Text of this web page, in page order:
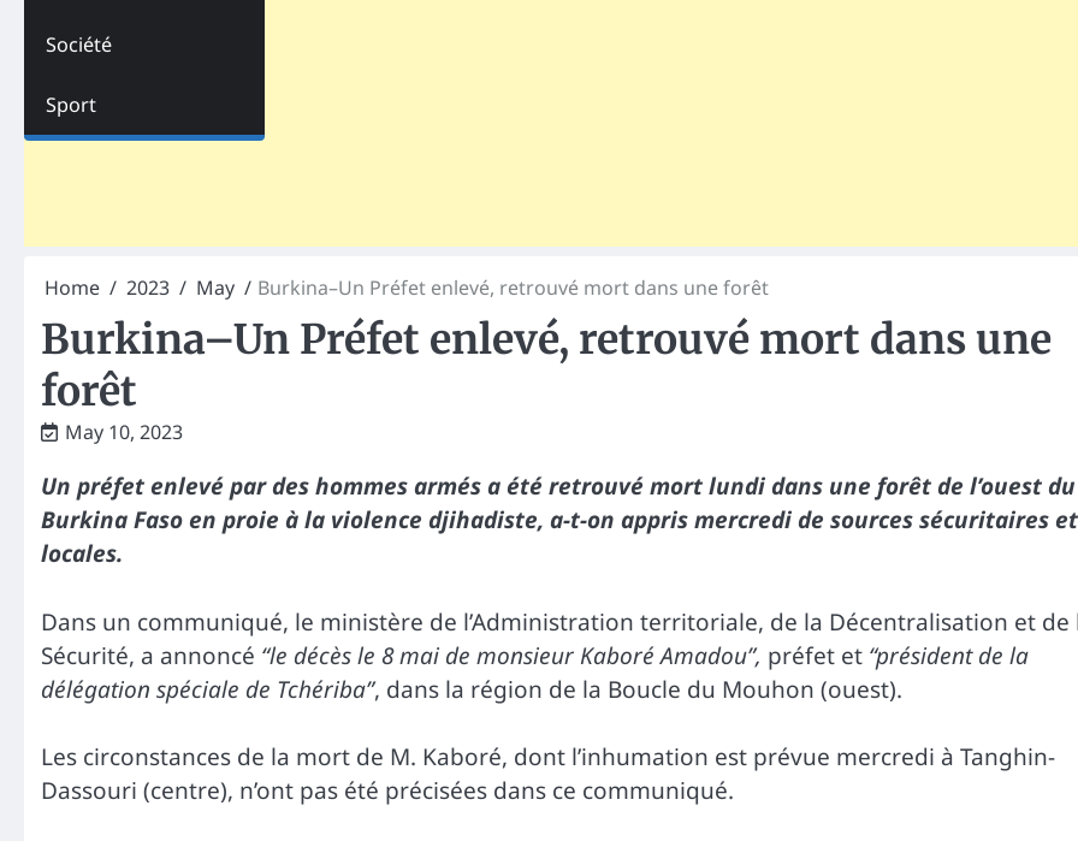
Société
Sport
Home 2023 May Burkina–Un Préfet enlevé, retrouvé mort dans une forêt
Burkina–Un Préfet enlevé, retrouvé mort dans une
forêt
May 10, 2023
Un préfet enlevé par des hommes armés a été retrouvé mort lundi dans une forêt de l’ouest du
Burkina Faso en proie à la violence djihadiste, a-t-on appris mercredi de sources sécuritaires et
locales.
Dans un communiqué, le ministère de l’Administration territoriale, de la Décentralisation et de
Sécurité, a annoncé “le décès le 8 mai de monsieur Kaboré Amadou”, préfet et “président de la
délégation spéciale de Tchériba”, dans la région de la Boucle du Mouhon (ouest).
Les circonstances de la mort de M. Kaboré, dont l’inhumation est prévue mercredi à Tanghin-
Dassouri (centre), n’ont pas été précisées dans ce communiqué.